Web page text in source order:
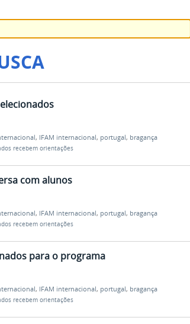
, IFAM internacional, portugal, bragança
recebem orientações
com alunos
, IFAM internacional, portugal, bragança
recebem orientações
para o programa
, IFAM internacional, portugal, bragança
recebem orientações